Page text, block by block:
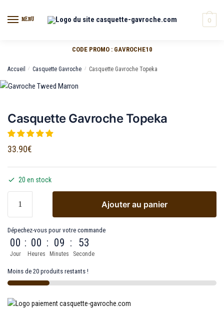
MENU 0
CODE PROMO : GAVROCHE10
Accueil / Casquette Gavroche / Casquette Gavroche Topeka
Casquette Gavroche Topeka
33.90€
20 en stock
Ajouter au panier
Dépechez-vous pour votre commande
00
Jour
: 00
Heures
: 09
Minutes
: 53
Seconde
Moins de 20 produits restants !